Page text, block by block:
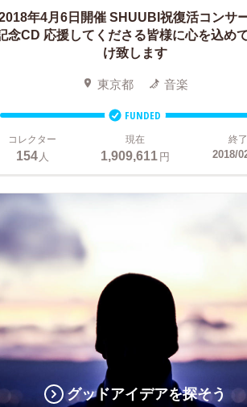
年4月6日開催 SHUUBI祝復活コンサ
念CD 応援してくださる皆様に心を込め
け致します
東京都 音楽
FUNDED
コレクター
154人
現在
1,909,611円
終了
2018/
グッドアイデアを探そう